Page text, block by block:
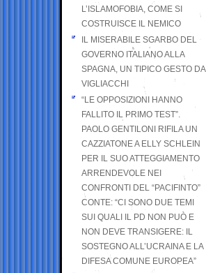
L’ISLAMOFOBIA, COME SI
COSTRUISCE IL NEMICO
IL MISERABILE SGARBO DEL
GOVERNO ITALIANO ALLA
SPAGNA, UN TIPICO GESTO DA
VIGLIACCHI
“LE OPPOSIZIONI HANNO
FALLITO IL PRIMO TEST”.
PAOLO GENTILONI RIFILA UN
CAZZIATONE A ELLY SCHLEIN
PER IL SUO ATTEGGIAMENTO
ARRENDEVOLE NEI
CONFRONTI DEL “PACIFINTO”
CONTE: “CI SONO DUE TEMI
SUI QUALI IL PD NON PUÒ E
NON DEVE TRANSIGERE: IL
SOSTEGNO ALL’UCRAINA E LA
DIFESA COMUNE EUROPEA”